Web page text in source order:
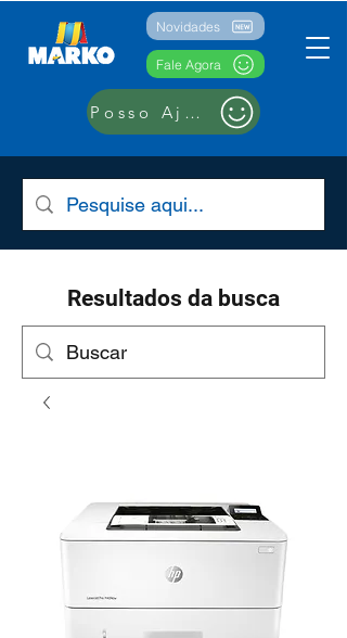
Novidades
Fale Agora
Posso Ajudar??
Resultados da busca